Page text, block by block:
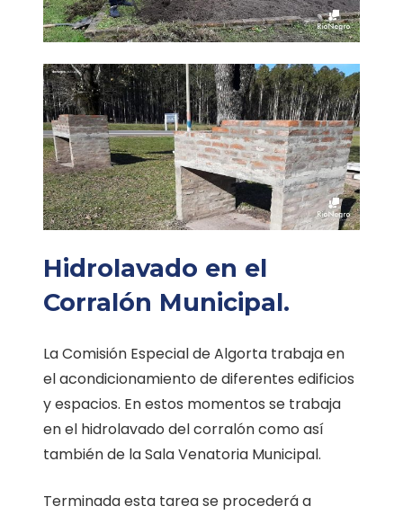
Hidrolavado en el
Corralón Municipal.
La Comisión Especial de Algorta trabaja en
el acondicionamiento de diferentes edificios
y espacios. En estos momentos se trabaja
en el hidrolavado del corralón como así
también de la Sala Venatoria Municipal.
Terminada esta tarea se procederá a